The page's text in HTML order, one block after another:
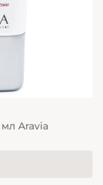
Aravia